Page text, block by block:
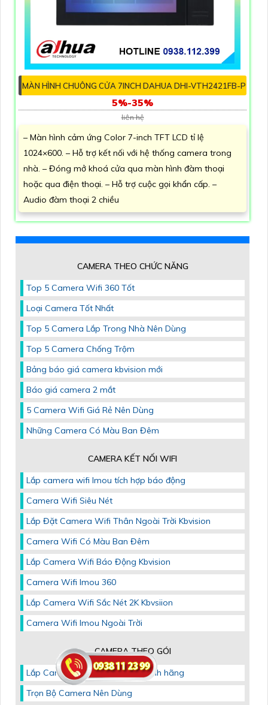
MÀN HÌNH CHUÔNG CỬA 7INCH DAHUA DHI-VTH2421FB-P
5%-35%
liên hệ
– Màn hình cảm ứng Color 7-inch TFT LCD tỉ lệ
1024×600. – Hỗ trợ kết nối với hệ thống camera trong
nhà. – Đóng mở khoá cửa qua màn hình đàm thoại
hoặc qua điện thoại. – Hỗ trợ cuộc gọi khẩn cấp. –
Audio đàm thoại 2 chiều
CAMERA THEO CHỨC NĂNG
Top 5 Camera Wifi 360 Tốt
Loại Camera Tốt Nhất
Top 5 Camera Lắp Trong Nhà Nên Dùng
Top 5 Camera Chống Trộm
Bảng báo giá camera kbvision mới
Báo giá camera 2 mắt
5 Camera Wifi Giá Rẻ Nên Dùng
Những Camera Có Màu Ban Đêm
CAMERA KẾT NỐI WIFI
Lắp camera wifi Imou tích hợp báo động
Camera Wifi Siêu Nét
Lắp Đặt Camera Wifi Thân Ngoài Trời Kbvision
Camera Wifi Có Màu Ban Đêm
Lắp Camera Wifi Báo Động Kbvision
Camera Wifi Imou 360
Lắp Camera Wifi Sắc Nét 2K Kbvsiion
Camera Wifi Imou Ngoài Trời
CAMERA THEO GÓI
Lắp Camera Giá Rẻ Trọn Gói chính hãng
Trọn Bộ Camera Nên Dùng